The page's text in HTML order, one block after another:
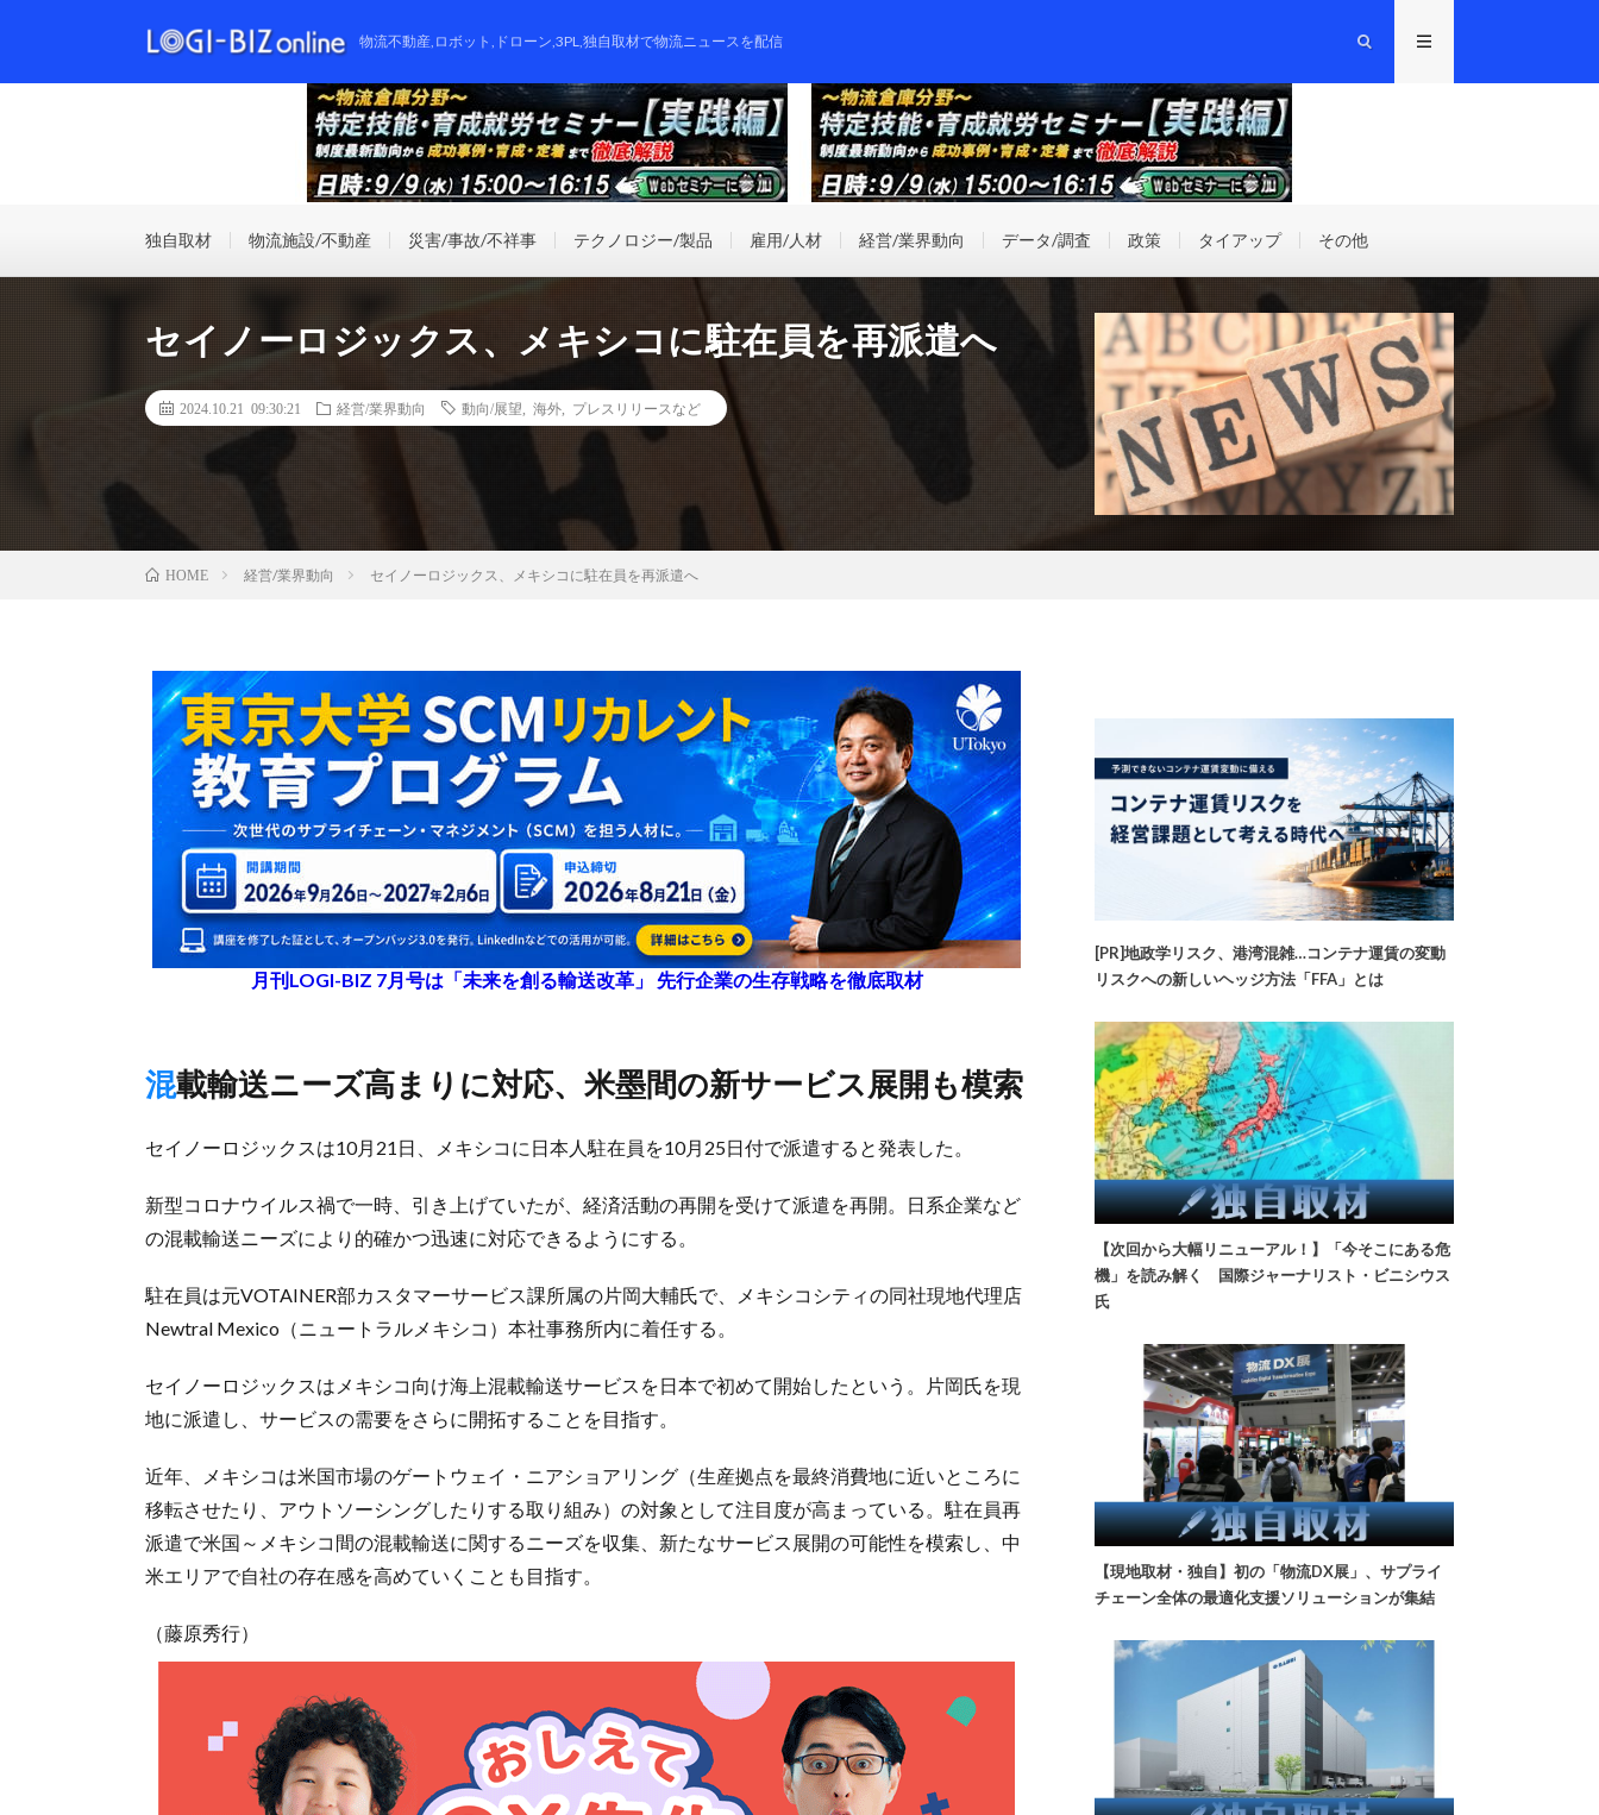
物流不動産,ロボット,ドローン,3PL,独自取材で物流ニュースを配信
独自取材 物流施設/不動産 災害/事故/不祥事 テクノロジー/製品 雇用/人材 経営/業界動向 データ/調査 政策 タイアップ その他
セイノーロジックス、メキシコに駐在員を再派遣へ
2024.10.21 09:30:21 経営/業界動向 動向/展望 海外 プレスリリースなど
HOME 経営/業界動向 セイノーロジックス、メキシコに駐在員を再派遣へ
月刊LOGI-BIZ 7月号は「未来を創る輸送改革」 先行企業の生存戦略を徹底取材
混載輸送ニーズ高まりに対応、米墨間の新サービス展開も模索
セイノーロジックスは10月21日、メキシコに日本人駐在員を10月25日付で派遣すると発表した。
新型コロナウイルス禍で一時、引き上げていたが、経済活動の再開を受けて派遣を再開。日系企業など
の混載輸送ニーズにより的確かつ迅速に対応できるようにする。
駐在員は元VOTAINER部カスタマーサービス課所属の片岡大輔氏で、メキシコシティの同社現地代理店
Newtral Mexico（ニュートラルメキシコ）本社事務所内に着任する。
セイノーロジックスはメキシコ向け海上混載輸送サービスを日本で初めて開始したという。片岡氏を現
地に派遣し、サービスの需要をさらに開拓することを目指す。
近年、メキシコは米国市場のゲートウェイ・ニアショアリング（生産拠点を最終消費地に近いところに
移転させたり、アウトソーシングしたりする取り組み）の対象として注目度が高まっている。駐在員再
派遣で米国～メキシコ間の混載輸送に関するニーズを収集、新たなサービス展開の可能性を模索し、中
米エリアで自社の存在感を高めていくことも目指す。
（藤原秀行）
[PR]地政学リスク、港湾混雑…コンテナ運賃の変動
リスクへの新しいヘッジ方法「FFA」とは
【次回から大幅リニューアル！】「今そこにある危
機」を読み解く 国際ジャーナリスト・ビニシウス
氏
【現地取材・独自】初の「物流DX展」、サプライ
チェーン全体の最適化支援ソリューションが集結